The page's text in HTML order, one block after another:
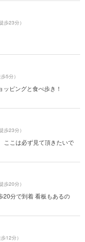
徒歩23分）
歩5分）
ピングと食べ歩き！
徒歩23分）
ここは必ず見て頂きたいで
徒歩20分）
20分で到着 看板もあるの
歩12分）